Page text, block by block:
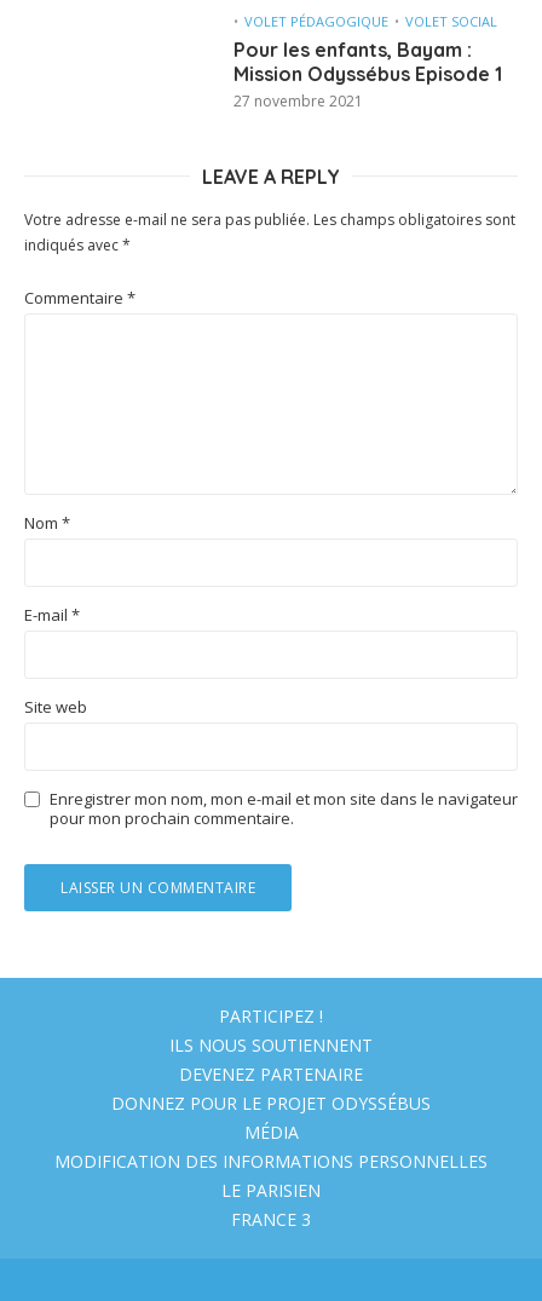
VOLET PÉDAGOGIQUE
VOLET SOCIAL
Pour les enfants, Bayam :
Mission Odyssébus Episode 1
27 novembre 2021
LEAVE A REPLY
Votre adresse e-mail ne sera pas publiée. Les champs obligatoires sont
indiqués avec*
Commentaire *
Nom *
E-mail *
Site web
Enregistrer mon nom, mon e-mail et mon site dans le navigateur
pour mon prochain commentaire.
PARTICIPEZ !
ILS NOUS SOUTIENNENT
DEVENEZ PARTENAIRE
DONNEZ POUR LE PROJET ODYSSÉBUS
MÉDIA
MODIFICATION DES INFORMATIONS PERSONNELLES
LE PARISIEN
FRANCE 3